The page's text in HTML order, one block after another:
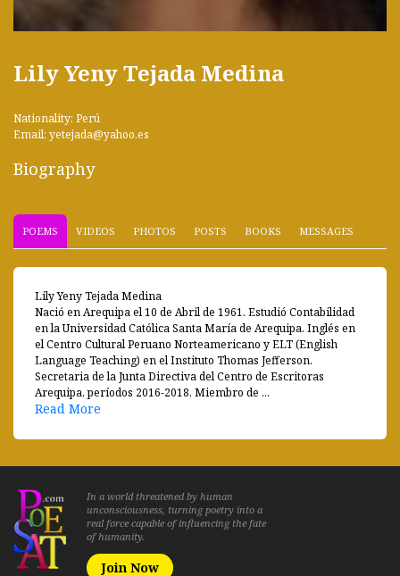
Lily Yeny Tejada Medina
Nationality: Perú
Email: yetejada@yahoo.es
Biography
POEMS VIDEOS PHOTOS POSTS BOOKS MESSAGES
Lily Yeny Tejada Medina
Nació en Arequipa el 10 de Abril de 1961. Estudió Contabilidad
en la Universidad Católica Santa María de Arequipa. Inglés en
el Centro Cultural Peruano Norteamericano y ELT (English
Language Teaching) en el Instituto Thomas Jefferson.
Secretaria de la Junta Directiva del Centro de Escritoras
Arequipa, períodos 2016-2018, Miembro de ...
Read More
In a world threatened by human
unconsciousness, turning poetry into a
real force capable of influencing the fate
of humanity.
Join Now